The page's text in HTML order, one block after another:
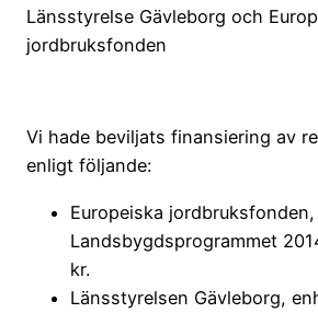
Länsstyrelse Gävleborg och
jordbruksfonden
Vi hade beviljats finansiering av
enligt följande:
Europeiska jordbruksfonden,
Landsbygdsprogrammet
kr.
Länsstyrelsen Gävleborg,